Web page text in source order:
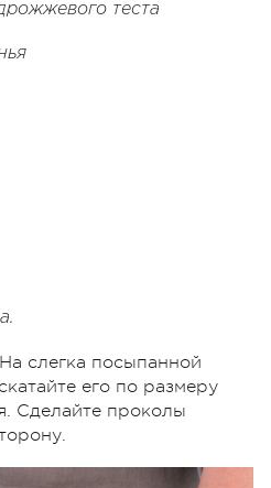
теста
слегка посыпанной
его по размеру
Сделайте проколы